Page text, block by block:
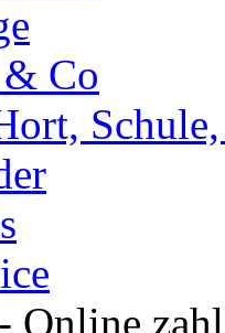
Co
Online